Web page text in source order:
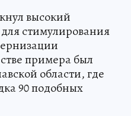
высокий
стимулирования
примера был
области, где
90 подобных